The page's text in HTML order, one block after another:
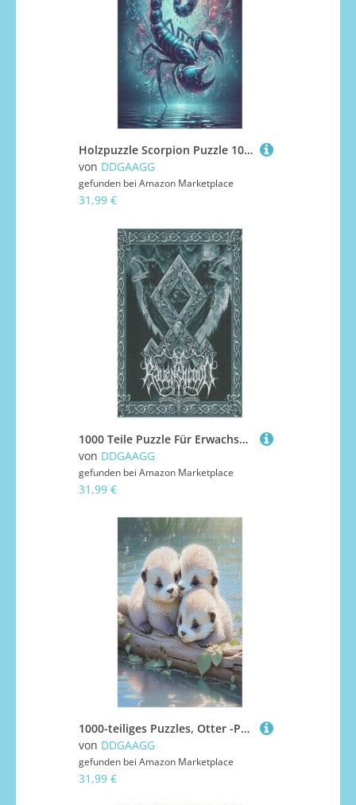
Holzpuzzle Scorpion Puzzle 1000 Teile Erwachsene Klassische Pädagogisches Spielzeug Kinder Lernspiel Herausforderndes Puzzles （78×53cm）
von DDGAAGG
gefunden bei Amazon Marketplace
31,99 €
1000 Teile Puzzle Für Erwachsene, Wikinger Myth -Puzzles, Kinder HolzPuzzle, Kreatives Puzzle, Geschenk Für Freunde Und Familie 1000 PCS
von DDGAAGG
gefunden bei Amazon Marketplace
31,99 €
1000-teiliges Puzzles, Otter -Puzzle Für Erwachsene Kinder,Holzbrettpuzzle,Erwachsenenpuzzles,Geschenke 1000 PCS
von DDGAAGG
gefunden bei Amazon Marketplace
31,99 €